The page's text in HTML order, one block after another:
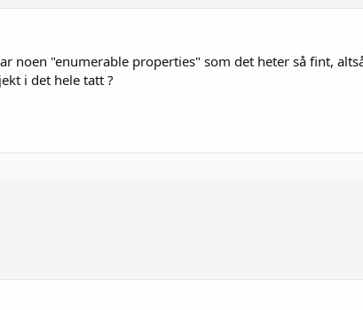
noen "enumerable properties" som det heter så fint,
i det hele tatt ?